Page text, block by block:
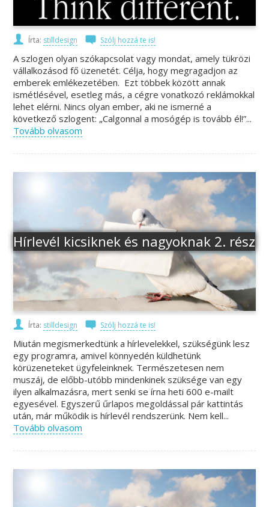
Írta: stilldesign Szólj hozzá te is!
A szlogen olyan szókapcsolat vagy mondat, amely tükrözi
vállalkozásod fő üzenetét. Célja, hogy megragadjon az
emberek emlékezetében. Ezt többek között annak
ismétlésével, esetleg más, a cégre vonatkozó reklámokkal
lehet elérni. Nincs olyan ember, aki ne ismerné a
következő szlogent: „Calgonnal a mosógép is tovább él!”...
Tovább olvasom
Hírlevél kicsiknek és nagyoknak 2. rész
Írta: stilldesign Szólj hozzá te is!
Miután megismerkedtünk a hírlevelekkel, szükségünk lesz
egy programra, amivel könnyedén küldhetünk
körüzeneteket ügyfeleinknek. Természetesen nem
muszáj, de előbb-utóbb mindenkinek szüksége van egy
ilyen alkalmazásra, mert senki se írna heti 600 e-mailt
egyesével. Egyszerű űrlapos megoldással pár kattintás
után, már működik is hírlevél rendszerünk. Nem kell...
Tovább olvasom